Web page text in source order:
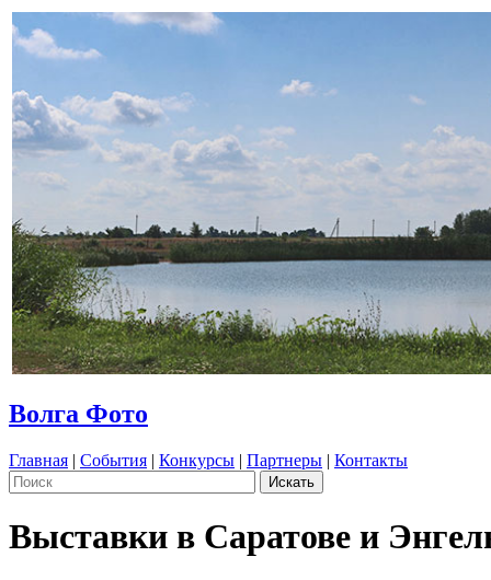
Волга Фото
Главная | События | Конкурсы | Партнеры | Контакты
Выставки в Саратове и